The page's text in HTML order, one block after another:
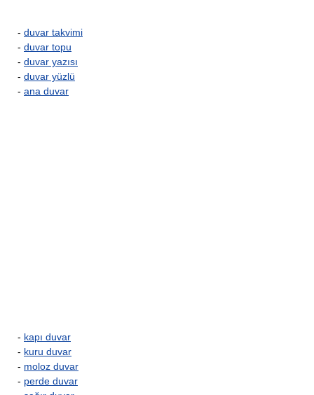
- duvar takvimi
- duvar topu
- duvar yazısı
- duvar yüzlü
- ana duvar
- kapı duvar
- kuru duvar
- moloz duvar
- perde duvar